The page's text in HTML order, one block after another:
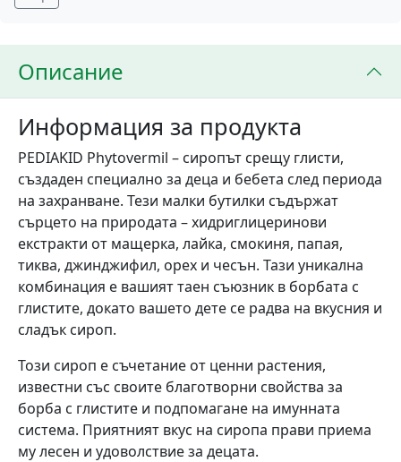
Описание
Информация за продукта
PEDIAKID Phytovermil – сиропът срещу глисти,
създаден специално за деца и бебета след периода
на захранване. Тези малки бутилки съдържат
сърцето на природата – хидриглицеринови
екстракти от мащерка, лайка, смокиня, папая,
тиква, джинджифил, орех и чесън. Тази уникална
комбинация е вашият таен съюзник в борбата с
глистите, докато вашето дете се радва на вкусния и
сладък сироп.
Този сироп е съчетание от ценни растения,
известни със своите благотворни свойства за
борба с глистите и подпомагане на имунната
система. Приятният вкус на сиропа прави приема
му лесен и удоволствие за децата.